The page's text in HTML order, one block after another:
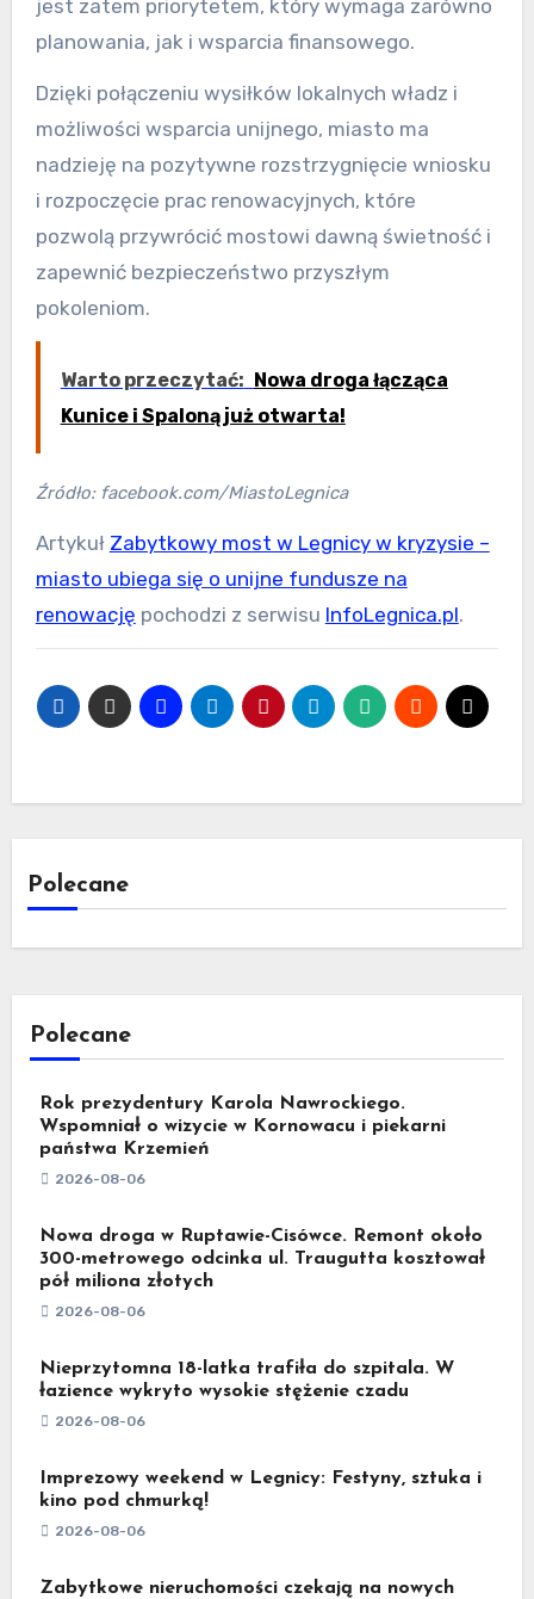
jest zatem priorytetem, który wymaga zarówno
planowania, jak i wsparcia finansowego.
Dzięki połączeniu wysiłków lokalnych władz i
możliwości wsparcia unijnego, miasto ma
nadzieję na pozytywne rozstrzygnięcie wniosku
i rozpoczęcie prac renowacyjnych, które
pozwolą przywrócić mostowi dawną świetność i
zapewnić bezpieczeństwo przyszłym
pokoleniom.
Warto przeczytać: Nowa droga łącząca
Kunice i Spaloną już otwarta!
Źródło: facebook.com/MiastoLegnica
Artykuł Zabytkowy most w Legnicy w kryzysie –
miasto ubiega się o unijne fundusze na
renowację pochodzi z serwisu InfoLegnica.pl.
Polecane
Polecane
Rok prezydentury Karola Nawrockiego.
Wspomniał o wizycie w Kornowacu i piekarni
państwa Krzemień
2026-08-06
Nowa droga w Ruptawie-Cisówce. Remont około
300-metrowego odcinka ul. Traugutta kosztował
pół miliona złotych
2026-08-06
Nieprzytomna 18-latka trafiła do szpitala. W
łazience wykryto wysokie stężenie czadu
2026-08-06
Imprezowy weekend w Legnicy: Festyny, sztuka i
kino pod chmurką!
2026-08-06
Zabytkowe nieruchomości czekają na nowych